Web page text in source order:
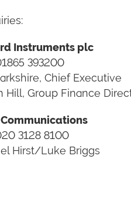
Instruments plc
393200
Chief Executive
Hill, Group Finance
Communications
3128 8100
Hirst/Luke Briggs